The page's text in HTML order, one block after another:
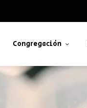
Congregación